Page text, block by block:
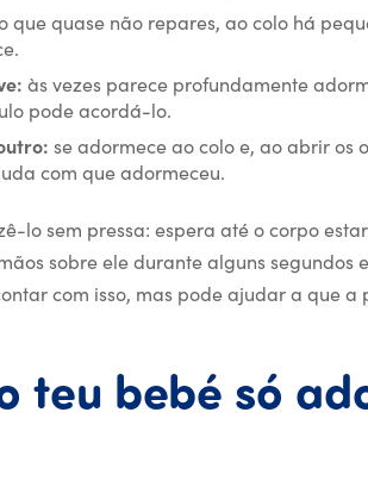
que quase não repares, ao colo há
às vezes parece profundamente
pode acordá-lo.
se adormece ao colo e, ao abrir os
com que adormeceu.
lo sem pressa: espera até o corpo
sobre ele durante alguns segundos
com isso, mas pode ajudar a que
teu bebé só